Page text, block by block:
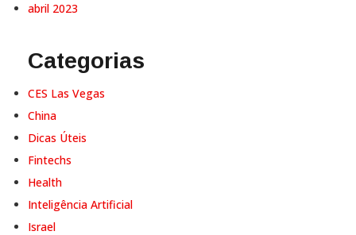
abril 2023
Categorias
CES Las Vegas
China
Dicas Úteis
Fintechs
Health
Inteligência Artificial
Israel